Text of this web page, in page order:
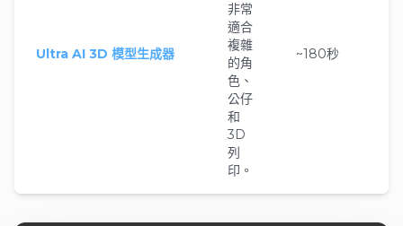
Ultra AI 3D 模型生成器
非常
適合
複雜
的角
色、
公仔
和
3D
列
印。
~180秒